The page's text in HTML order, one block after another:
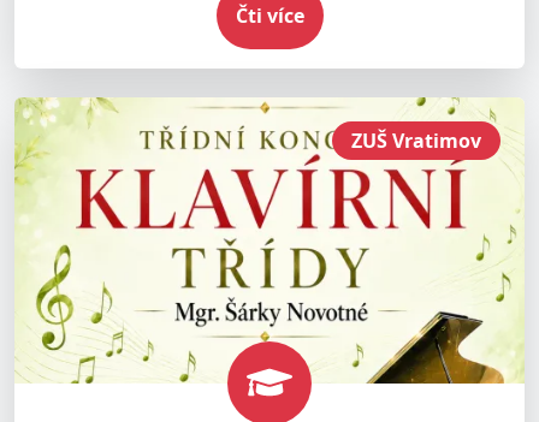
Čti více
ZUŠ Vratimov